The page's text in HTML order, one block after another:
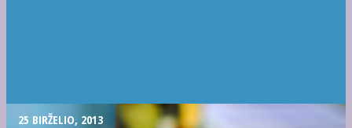
25 BIRŽELIO, 2013